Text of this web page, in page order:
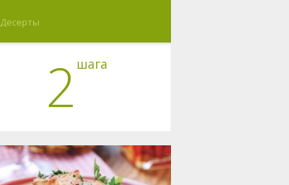
Десерты
2 шага